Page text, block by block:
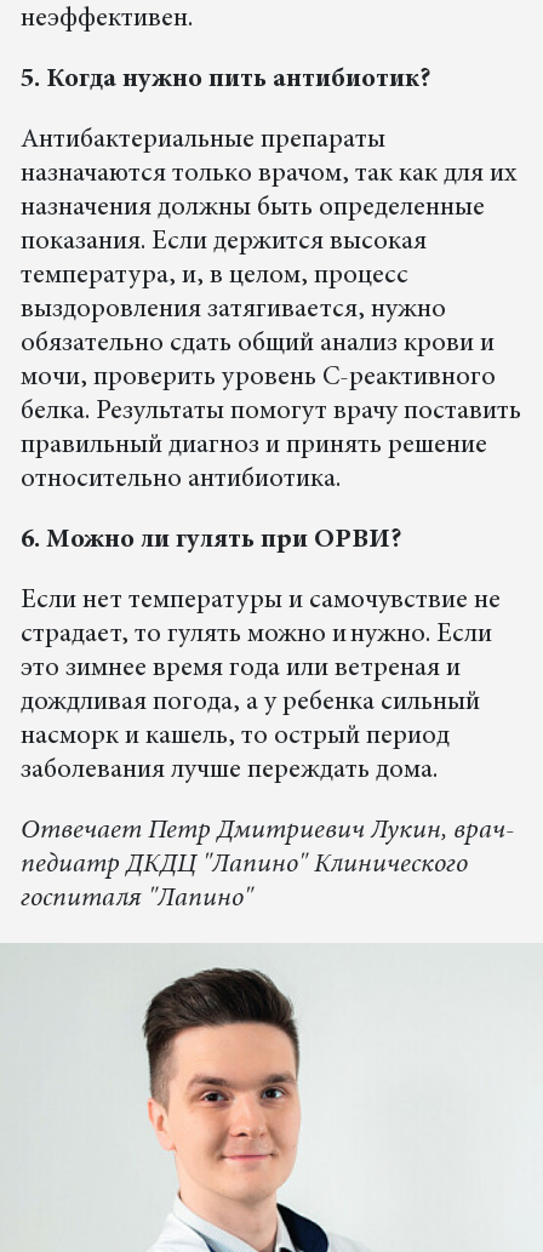
неэффективен.
5. Когда нужно пить антибиотик?
Антибактериальные препараты
назначаются только врачом, так как для их
назначения должны быть определенные
показания. Если держится высокая
температура, и, в целом, процесс
выздоровления затягивается, нужно
обязательно сдать общий анализ крови и
мочи, проверить уровень С-реактивного
белка. Результаты помогут врачу поставить
правильный диагноз и принять решение
относительно антибиотика.
6. Можно ли гулять при ОРВИ?
Если нет температуры и самочувствие не
страдает, то гулять можно и нужно. Если
это зимнее время года или ветреная и
дождливая погода, а у ребенка сильный
насморк и кашель, то острый период
заболевания лучше переждать дома.
Отвечает Петр Дмитриевич Лукин, врач-
педиатр ДКДЦ "Лапино" Клинического
госпиталя "Лапино"